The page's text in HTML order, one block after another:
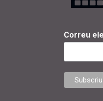
Correu